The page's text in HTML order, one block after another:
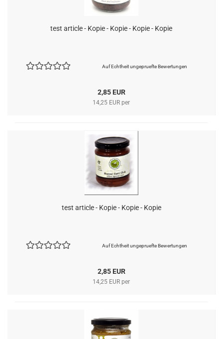
test article - Kopie - Kopie - Kopie - Kopie
Auf Echtheit ungepruefte Bewertungen
2,85 EUR
14,25 EUR per
test article - Kopie - Kopie - Kopie
Auf Echtheit ungepruefte Bewertungen
2,85 EUR
14,25 EUR per